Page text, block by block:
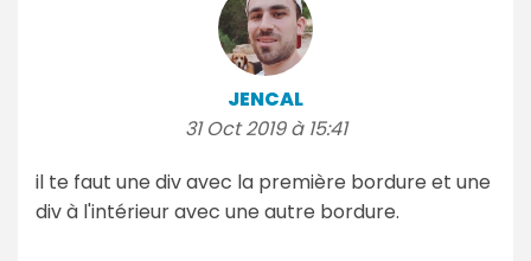
JENCAL
31 Oct 2019 à 15:41
il te faut une div avec la première bordure et une
div à l'intérieur avec une autre bordure.